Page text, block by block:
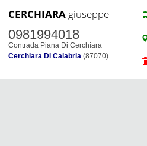
CERCHIARA giuseppe
0981994018
Contrada Piana Di Cerchiara
Cerchiara Di Calabria (87070)